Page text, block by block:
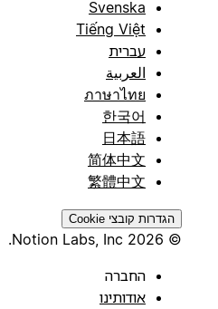
Svenska
Tiếng Việt
עברית
العربية
ภาษาไทย
한국어
日本語
简体中文
繁體中文
הגדרות קובצי Cookie
החברה
אודותינו